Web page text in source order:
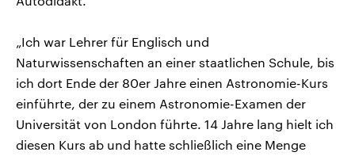
„Ich war Lehrer für Englisch und
Naturwissenschaften an einer staatlichen Schule, bis
ich dort Ende der 80er Jahre einen Astronomie-Kurs
einführte, der zu einem Astronomie-Examen der
Universität von London führte. 14 Jahre lang hielt ich
diesen Kurs ab und hatte schließlich eine Menge